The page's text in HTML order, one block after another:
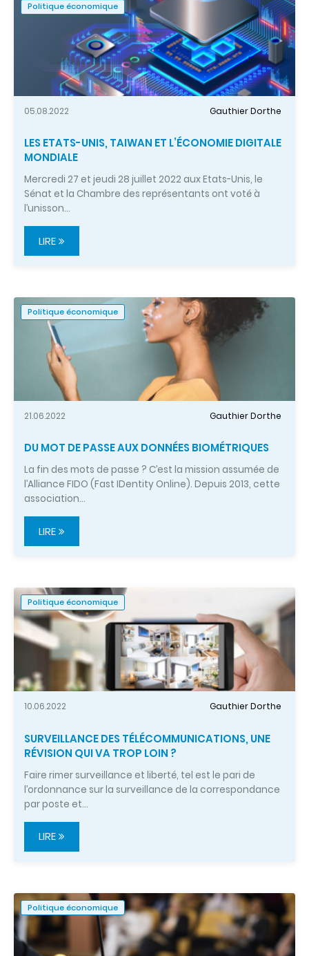
Politique économique
05.08.2022 Gauthier Dorthe
LES ETATS-UNIS, TAIWAN ET L’ÉCONOMIE DIGITALE
MONDIALE
Mercredi 27 et jeudi 28 juillet 2022 aux Etats-Unis, le
Sénat et la Chambre des représentants ont voté à
l’unisson…
LIRE
Politique économique
21.06.2022 Gauthier Dorthe
DU MOT DE PASSE AUX DONNÉES BIOMÉTRIQUES
La fin des mots de passe ? C’est la mission assumée de
l’Alliance FIDO (Fast IDentity Online). Depuis 2013, cette
association…
LIRE
Politique économique
10.06.2022 Gauthier Dorthe
SURVEILLANCE DES TÉLÉCOMMUNICATIONS, UNE
RÉVISION QUI VA TROP LOIN ?
Faire rimer surveillance et liberté, tel est le pari de
l’ordonnance sur la surveillance de la correspondance
par poste et…
LIRE
Politique économique